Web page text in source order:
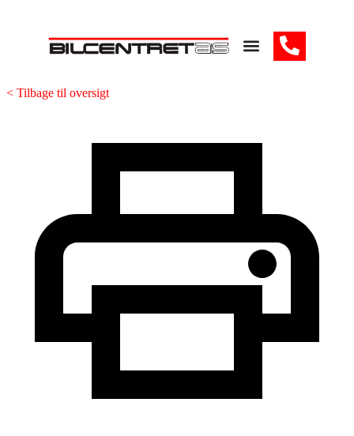
< Tilbage til oversigt